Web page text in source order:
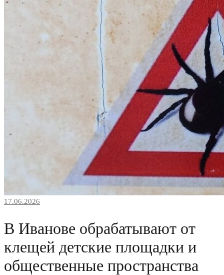
17.06.2026
В Иванове обрабатывают от
клещей детские площадки и
общественные пространства